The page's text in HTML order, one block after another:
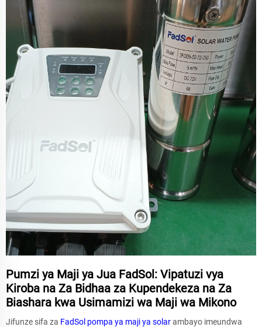
Pumzi ya Maji ya Jua FadSol: Vipatuzi vya
Kiroba na Za Bidhaa za Kupendekeza na Za
Biashara kwa Usimamizi wa Maji wa Mikono
Jifunze sifa za FadSol pompa ya maji ya solarambayo imeundwa